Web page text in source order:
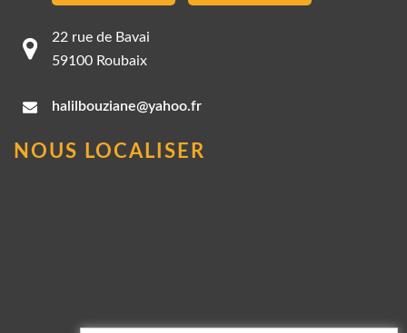
22 rue de Bavai
59100 Roubaix
halilbouziane@yahoo.fr
NOUS LOCALISER